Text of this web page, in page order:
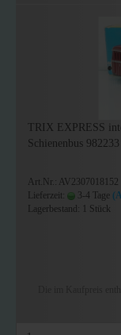
TRIX EXPRESS
Schienenbus
Art.Nr.: AV2307018152
Lieferzeit:
3-4 Tage
Lagerbestand: 1 Stück
Die im Kaufpreis